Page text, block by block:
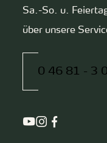
Sa.-So. u.
über unsere
0 46 81 - 3